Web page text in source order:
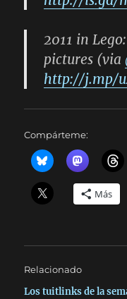
2011 in
pictures (via
http://j.mp/
Compárteme:
Más
Relacionado
Los tuitlinks de la